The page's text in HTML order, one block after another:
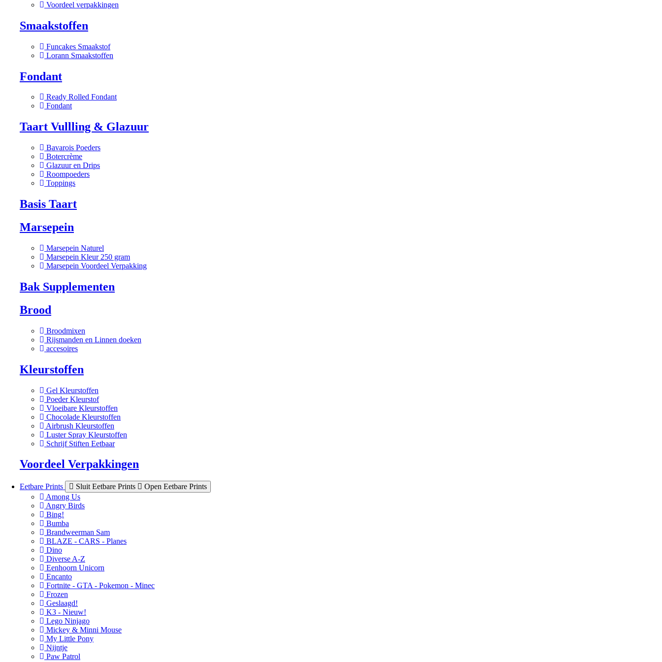
Voordeel verpakkingen
Smaakstoffen
Funcakes Smaakstof
Lorann Smaakstoffen
Fondant
Ready Rolled Fondant
Fondant
Taart Vullling & Glazuur
Bavarois Poeders
Botercrème
Glazuur en Drips
Roompoeders
Toppings
Basis Taart
Marsepein
Marsepein Naturel
Marsepein Kleur 250 gram
Marsepein Voordeel Verpakking
Bak Supplementen
Brood
Broodmixen
Rijsmanden en Linnen doeken
accesoires
Kleurstoffen
Gel Kleurstoffen
Poeder Kleurstof
Vloeibare Kleurstoffen
Chocolade Kleurstoffen
Airbrush Kleurstoffen
Luster Spray Kleurstoffen
Schrijf Stiften Eetbaar
Voordeel Verpakkingen
Eetbare Prints Sluit Eetbare Prints
Open Eetbare Prints
Among Us
Angry Birds
Bing!
Bumba
Brandweerman Sam
BLAZE - CARS - Planes
Dino
Diverse A-Z
Eenhoorn Unicorn
Encanto
Fortnite - GTA - Pokemon - Minec
Frozen
Geslaagd!
K3 - Nieuw!
Lego Ninjago
Mickey & Minni Mouse
My Little Pony
Nijntje
Paw Patrol